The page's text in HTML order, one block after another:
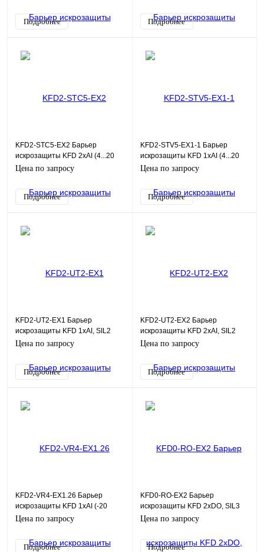
Подробнее Подробнее
KFD2-STC5-EX2 Барьер
искрозащиты KFD 2хAI (4...20
мА), HART, SIL2
Цена по запросу
Подробнее
KFD2-STV5-EX1-1 Барьер
искрозащиты KFD 1хAI (4...20
мА), SIL2
Цена по запросу
Подробнее
KFD2-UT2-EX1 Барьер
искрозащиты KFD 1хAI, SIL2
Цена по запросу
Подробнее
KFD2-UT2-EX2 Барьер
искрозащиты KFD 2хAI, SIL2
Цена по запросу
Подробнее
KFD2-VR4-EX1.26 Барьер
искрозащиты KFD 1хAI (-20
В...-0В), SIL2
Цена по запросу
Подробнее
KFD0-RO-EX2 Барьер
искрозащиты KFD 2хDO, SIL3
Цена по запросу
Подробнее